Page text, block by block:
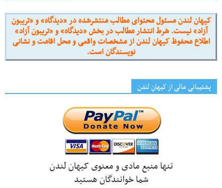
کیهان لندن مسئول محتوای مطالب منتشرشده در «دیدگاه» و «تریبون
آزاد» نیست. شرط انتشار مطالب در بخش «دیدگاه» و «تریبون آزاد»
اطلاع محفوظ کیهان لندن از مشخصات واقعی و محل اقامت و نشانی
نویسندگان است.
پشتیبانی مالی از کیهانِ لندن
تنها منبع مادی و معنوی کیهان لندن
شما خوانندگان هستید